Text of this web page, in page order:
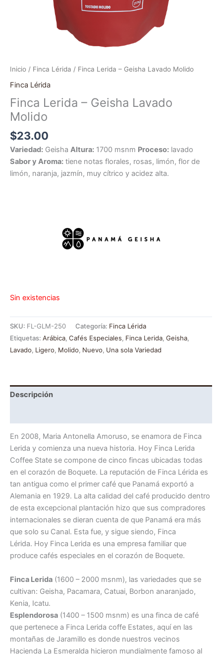
Inicio / Finca Lérida / Finca Lerida – Geisha Lavado Molido
Finca Lérida
Finca Lerida – Geisha Lavado
Molido
$23.00
Variedad: Geisha Altura: 1700 msnm Proceso: lavado
Sabor y Aroma: tiene notas florales, rosas, limón, flor de
limón, naranja, jazmín, muy cítrico y acidez alta.
Sin existencias
SKU: FL-GLM-250 Categoría: Finca Lérida
Etiquetas: Arábica, Cafés Especiales, Finca Lerida, Geisha,
Lavado, Ligero, Molido, Nuevo, Una sola Variedad
Descripción
En 2008, Maria Antonella Amoruso, se enamora de Finca
Lerida y comienza una nueva historia. Hoy Finca Lerida
Coffee State se compone de cinco fincas ubicadas todas
en el corazón de Boquete. La reputación de Finca Lérida es
tan antigua como el primer café que Panamá exportó a
Alemania en 1929. La alta calidad del café producido dentro
de esta excepcional plantación hizo que sus compradores
internacionales se dieran cuenta de que Panamá era más
que solo su Canal. Esta fue, y sigue siendo, Finca
Lérida. Hoy Finca Lerida es una empresa familiar que
produce cafés especiales en el corazón de Boquete.
Finca Lerida (1600 – 2000 msnm), las variedades que se
cultivan: Geisha, Pacamara, Catuai, Borbon anaranjado,
Kenia, Icatu.
Esplendorosa (1400 – 1500 msnm) es una finca de café
que pertenece a Finca Lerida coffe Estates, aquí en las
montañas de Jaramillo es donde nuestros vecinos
Hacienda La Esmeralda hicieron mundialmente famoso al